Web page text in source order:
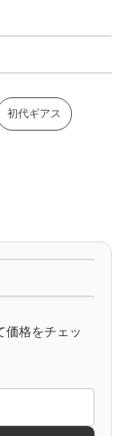
初代ギアス
価格をチェッ